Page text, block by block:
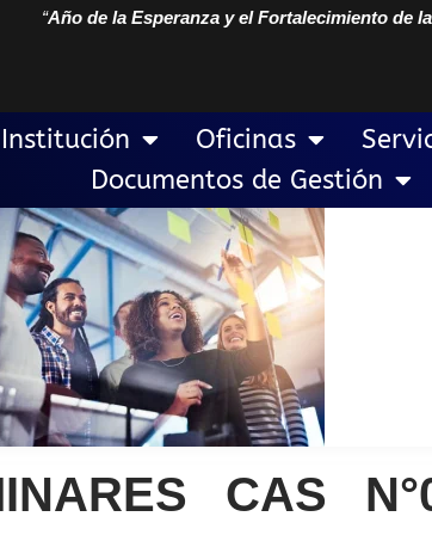
“Año de la Esperanza y el Fortalecimiento de
Institución Oficinas
Documentos de Gestión
CAS